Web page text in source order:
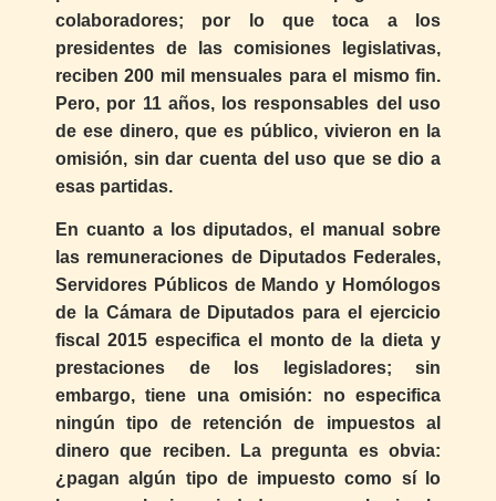
colaboradores; por lo que toca a los
presidentes de las comisiones legislativas,
reciben 200 mil mensuales para el mismo fin.
Pero, por 11 años, los responsables del uso
de ese dinero, que es público, vivieron en la
omisión, sin dar cuenta del uso que se dio a
esas partidas.
En cuanto a los diputados, el manual sobre
las remuneraciones de Diputados Federales,
Servidores Públicos de Mando y Homólogos
de la Cámara de Diputados para el ejercicio
fiscal 2015 especifica el monto de la dieta y
prestaciones de los legisladores; sin
embargo, tiene una omisión: no especifica
ningún tipo de retención de impuestos al
dinero que reciben. La pregunta es obvia:
¿pagan algún tipo de impuesto como sí lo